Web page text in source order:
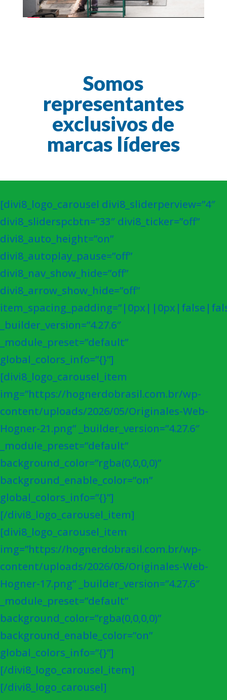
Somos
representantes
exclusivos de
marcas líderes
[divi8_logo_carousel divi8_sliderperview=”4″
divi8_sliderspcbtn=”33″ divi8_ticker=”off”
divi8_auto_height=”on”
divi8_autoplay_pause=”off”
divi8_nav_show_hide=”off”
divi8_arrow_show_hide=”off”
_builder_version=”4.27.6″
_module_preset=”default”
global_colors_info=”{}”]
[divi8_logo_carousel_item
img=”https://hognerdobrasil.com.br/wp-
content/uploads/2026/05/Originales-Web-
Hogner-21.png” _builder_version=”4.27.6″
_module_preset=”default”
background_color=”rgba(0,0,0,0)”
background_enable_color=”on”
global_colors_info=”{}”]
[/divi8_logo_carousel_item]
[divi8_logo_carousel_item
img=”https://hognerdobrasil.com.br/wp-
content/uploads/2026/05/Originales-Web-
Hogner-17.png” _builder_version=”4.27.6″
_module_preset=”default”
background_color=”rgba(0,0,0,0)”
background_enable_color=”on”
global_colors_info=”{}”]
[/divi8_logo_carousel_item]
[/divi8_logo_carousel]